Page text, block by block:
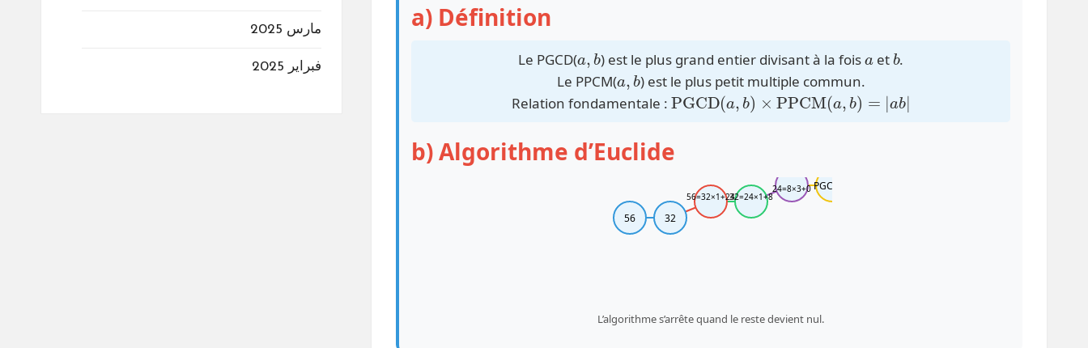
a) Définition
Le PGCD( ) est le plus grand entier divisant à la fois et .
Le PPCM(
a,
b
) est le plus petit multiple commun.
Relation fondamentale :
PGCD(a,b)×PPCM(a,b)=|a |
b) Algorithme d’Euclide
56 32
56=32×1+2432=24×1+8
24=8×3+0PGCD=8
L’algorithme s’arrête quand le reste devient nul.
مارس 2025
فبراير 2025